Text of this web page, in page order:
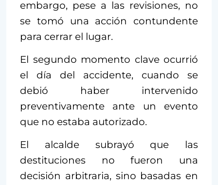
embargo, pese a las revisiones, no
se tomó una acción contundente
para cerrar el lugar.
El segundo momento clave ocurrió
el día del accidente, cuando se
debió haber intervenido
preventivamente ante un evento
que no estaba autorizado.
El alcalde subrayó que las
destituciones no fueron una
decisión arbitraria, sino basadas en